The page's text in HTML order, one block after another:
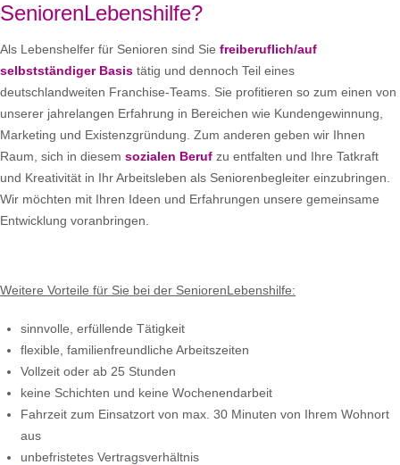
SeniorenLebenshilfe?
Als Lebenshelfer für Senioren sind Sie freiberuflich/auf
selbstständiger Basis tätig und dennoch Teil eines
deutschlandweiten Franchise-Teams. Sie profitieren so zum einen von
unserer jahrelangen Erfahrung in Bereichen wie Kundengewinnung,
Marketing und Existenzgründung. Zum anderen geben wir Ihnen
Raum, sich in diesem sozialen Beruf zu entfalten und Ihre Tatkraft
und Kreativität in Ihr Arbeitsleben als Seniorenbegleiter einzubringen.
Wir möchten mit Ihren Ideen und Erfahrungen unsere gemeinsame
Entwicklung voranbringen.
Weitere Vorteile für Sie bei der SeniorenLebenshilfe:
sinnvolle, erfüllende Tätigkeit
flexible, familienfreundliche Arbeitszeiten
Vollzeit oder ab 25 Stunden
keine Schichten und keine Wochenendarbeit
Fahrzeit zum Einsatzort von max. 30 Minuten von Ihrem Wohnort
aus
unbefristetes Vertragsverhältnis